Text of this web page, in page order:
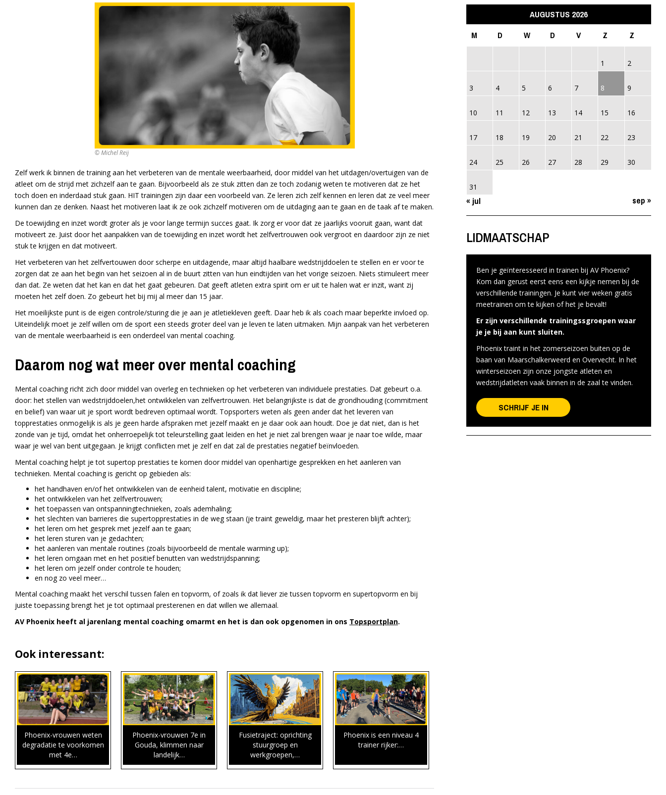
© Michel Reij
Zelf werk ik binnen de training aan het verbeteren van de mentale weerbaarheid, door middel van het uitdagen/overtuigen van de
atleet om de strijd met zichzelf aan te gaan. Bijvoorbeeld als ze stuk zitten dan ze toch zodanig weten te motiveren dat ze het
toch doen en inderdaad stuk gaan. HIT trainingen zijn daar een voorbeeld van. Ze leren zich zelf kennen en leren dat ze veel meer
kunnen dan ze denken. Naast het motiveren laat ik ze ook zichzelf motiveren om de uitdaging aan te gaan en de taak af te maken.
De toewijding en inzet wordt groter als je voor lange termijn succes gaat. Ik zorg er voor dat ze jaarlijks vooruit gaan, want dat
motiveert ze. Juist door het aanpakken van de toewijding en inzet wordt het zelfvertrouwen ook vergroot en daardoor zijn ze niet
stuk te krijgen en dat motiveert.
Het verbeteren van het zelfvertouwen door scherpe en uitdagende, maar altijd haalbare wedstrijddoelen te stellen en er voor te
zorgen dat ze aan het begin van het seizoen al in de buurt zitten van hun eindtijden van het vorige seizoen. Niets stimuleert meer
dan dat. Ze weten dat het kan en dat het gaat gebeuren. Dat geeft atleten extra spirit om er uit te halen wat er inzit, want zij
moeten het zelf doen. Zo gebeurt het bij mij al meer dan 15 jaar.
Het moeilijkste punt is de eigen controle/sturing die je aan je atletiekleven geeft. Daar heb ik als coach maar beperkte invloed op.
Uiteindelijk moet je zelf willen om de sport een steeds groter deel van je leven te laten uitmaken. Mijn aanpak van het verbeteren
van de mentale weerbaarheid is een onderdeel van mental coaching.
Daarom nog wat meer over mental coaching
Mental coaching richt zich door middel van overleg en technieken op het verbeteren van individuele prestaties. Dat gebeurt o.a.
door: het stellen van wedstrijddoelen,het ontwikkelen van zelfvertrouwen. Het belangrijkste is dat de grondhouding (commitment
en belief) van waar uit je sport wordt bedreven optimaal wordt. Topsporters weten als geen ander dat het leveren van
topprestaties onmogelijk is als je geen harde afspraken met jezelf maakt en je daar ook aan houdt. Doe je dat niet, dan is het
zonde van je tijd, omdat het onherroepelijk tot teleurstelling gaat leiden en het je niet zal brengen waar je naar toe wilde, maar
waar je wel van bent uitgegaan. Je krijgt conflicten met je zelf en dat zal de prestaties negatief beïnvloeden.
Mental coaching helpt je tot supertop prestaties te komen door middel van openhartige gesprekken en het aanleren van
technieken. Mental coaching is gericht op gebieden als:
het handhaven en/of het ontwikkelen van de eenheid talent, motivatie en discipline;
het ontwikkelen van het zelfvertrouwen;
het toepassen van ontspanningtechnieken, zoals ademhaling;
het slechten van barrieres die supertopprestaties in de weg staan (je traint geweldig, maar het presteren blijft achter);
het leren om het gesprek met jezelf aan te gaan;
het leren sturen van je gedachten;
het aanleren van mentale routines (zoals bijvoorbeeld de mentale warming up);
het leren omgaan met en het positief benutten van wedstrijdspanning;
het leren om jezelf onder controle te houden;
en nog zo veel meer…
Mental coaching maakt het verschil tussen falen en topvorm, of zoals ik dat liever zie tussen topvorm en supertopvorm en bij
juiste toepassing brengt het je tot optimaal presterenen en dat willen we allemaal.
AV Phoenix heeft al jarenlang mental coaching omarmt en het is dan ook opgenomen in ons Topsportplan.
Ook interessant:
Phoenix-vrouwen weten
degradatie te voorkomen
met 4e…
Phoenix-vrouwen 7e in
Gouda, klimmen naar
landelijk…
Fusietraject: oprichting
stuurgroep en
werkgroepen,…
Phoenix is een niveau 4
trainer rijker:…
AUGUSTUS 2026
M
D W D V Z Z
1 2
3 4 5 6 7 8 9
10 11 12 13 14 15 16
17 18 19 20 21 22 23
24 25 26 27 28 29 30
31
« jul sep »
LIDMAATSCHAP
Ben je geïnteresseerd in trainen bij AV Phoenix?
Kom dan gerust eerst eens een kijkje nemen bij de
verschillende trainingen. Je kunt vier weken gratis
meetrainen om te kijken of het je bevalt!
Er zijn verschillende trainingssgroepen waar
je je bij aan kunt sluiten.
Phoenix traint in het zomerseizoen buiten op de
baan van Maarschalkerweerd en Overvecht. In het
winterseizoen zijn onze jongste atleten en
wedstrijdatleten vaak binnen in de zaal te vinden.
SCHRIJF JE IN